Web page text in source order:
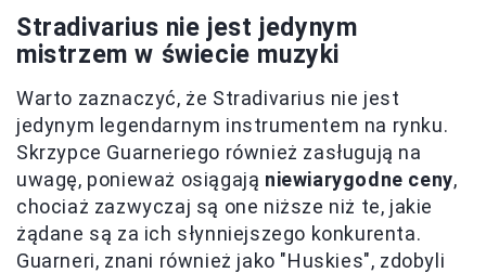
Stradivarius nie jest jedynym
mistrzem w świecie muzyki
Warto zaznaczyć, że Stradivarius nie jest
jedynym legendarnym instrumentem na rynku.
Skrzypce Guarneriego również zasługują na
uwagę, ponieważ osiągają niewiarygodne ceny,
chociaż zazwyczaj są one niższe niż te, jakie
żądane są za ich słynniejszego konkurenta.
Guarneri, znani również jako "Huskies", zdobyli